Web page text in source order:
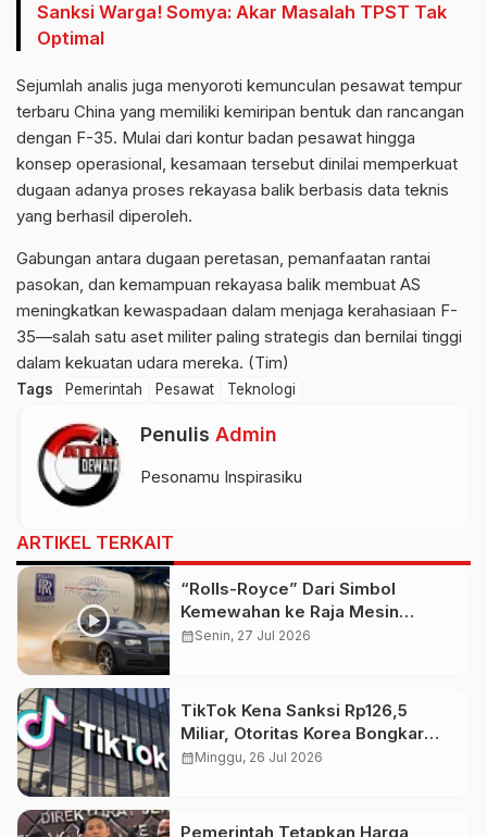
Sanksi Warga! Somya: Akar Masalah TPST Tak
Optimal
Sejumlah analis juga menyoroti kemunculan pesawat tempur
terbaru China yang memiliki kemiripan bentuk dan rancangan
dengan F-35. Mulai dari kontur badan pesawat hingga
konsep operasional, kesamaan tersebut dinilai memperkuat
dugaan adanya proses rekayasa balik berbasis data teknis
yang berhasil diperoleh.
Gabungan antara dugaan peretasan, pemanfaatan rantai
pasokan, dan kemampuan rekayasa balik membuat AS
meningkatkan kewaspadaan dalam menjaga kerahasiaan F-
35—salah satu aset militer paling strategis dan bernilai tinggi
dalam kekuatan udara mereka. (Tim)
Tags Pemerintah Pesawat Teknologi
Penulis Admin
Pesonamu Inspirasiku
ARTIKEL TERKAIT
“Rolls-Royce” Dari Simbol
Kemewahan ke Raja Mesin
Pesawat
calendar_monthSenin, 27 Jul 2026
TikTok Kena Sanksi Rp126,5
Miliar, Otoritas Korea Bongkar
Pelanggaran Data Pribadi
calendar_monthMinggu, 26 Jul 2026
Pemerintah Tetapkan Harga